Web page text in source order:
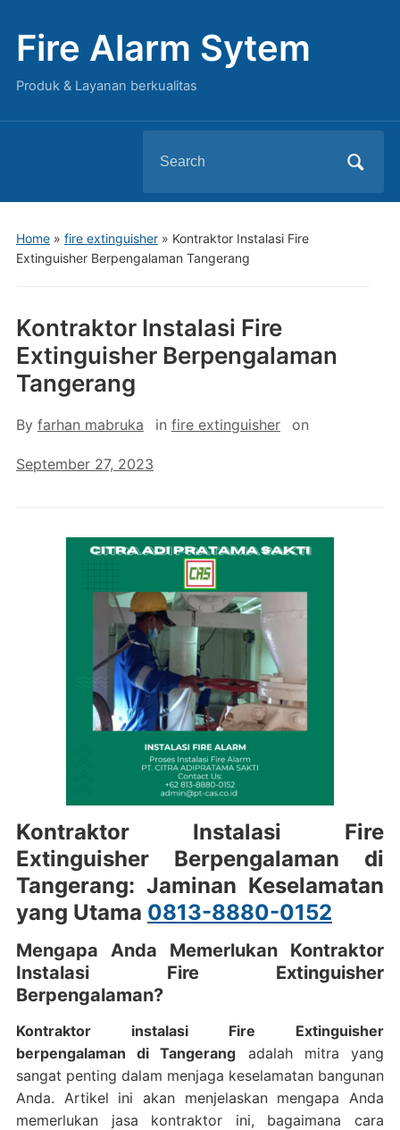
Fire Alarm Sytem
Produk & Layanan berkualitas
for:
Home» fire extinguisher» Kontraktor Instalasi Fire
Extinguisher Berpengalaman Tangerang
Kontraktor Instalasi Fire
Extinguisher Berpengalaman
Tangerang
By farhan mabruka in fire extinguisher on
September 27, 2023
Kontraktor Instalasi Fire
Extinguisher Berpengalaman di
Tangerang: Jaminan Keselamatan
yang Utama 0813-8880-0152
Mengapa Anda Memerlukan Kontraktor
Instalasi Fire Extinguisher
Berpengalaman?
Kontraktor instalasi Fire Extinguisher
berpengalaman di Tangerang adalah mitra yang
sangat penting dalam menjaga keselamatan bangunan
Anda. Artikel ini akan menjelaskan mengapa Anda
memerlukan jasa kontraktor ini, bagaimana cara